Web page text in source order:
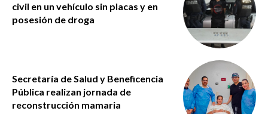
civil en un vehículo sin placas y en
posesión de droga
Secretaría de Salud y Beneficencia
Pública realizan jornada de
reconstrucción mamaria